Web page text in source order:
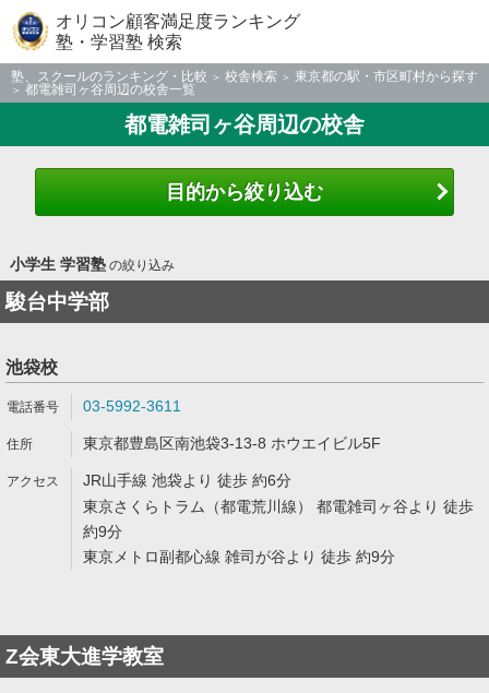
オリコン顧客満足度ランキング
塾・学習塾 検索
塾、スクールのランキング・比較 校舎検索
東京都の駅・市区町村から探す
都電雑司ヶ谷周辺の校舎一覧
都電雑司ヶ谷周辺の校舎
目的から絞り込む
小学生 学習塾の絞り込み
駿台中学部
池袋校
03-5992-3611
東京都豊島区南池袋3-13-8 ホウエイビル5F
JR山手線 池袋より 徒歩 約6分
東京さくらトラム（都電荒川線） 都電雑司ヶ谷より 徒歩
約9分
東京メトロ副都心線 雑司が谷より 徒歩 約9分
Z会東大進学教室